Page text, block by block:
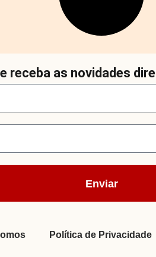
receba as novidades
Enviar
Política de Privacidade